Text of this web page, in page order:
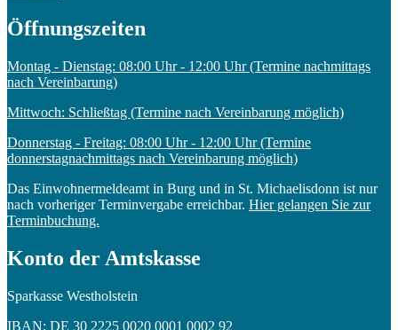
Öffnungszeiten
Montag - Dienstag: 08:00 Uhr - 12:00 Uhr (Termine nachmittags
nach Vereinbarung)
Mittwoch: Schließtag (Termine nach Vereinbarung möglich)
Donnerstag - Freitag: 08:00 Uhr - 12:00 Uhr (Termine
donnerstagnachmittags nach Vereinbarung möglich)
Das Einwohnermeldeamt in Burg und in St. Michaelisdonn ist nur
nach vorheriger Terminvergabe erreichbar. Hier gelangen Sie zur
Terminbuchung.
Konto der Amtskasse
Sparkasse Westholstein
IBAN: DE 30 2225 0020 0001 0002 92